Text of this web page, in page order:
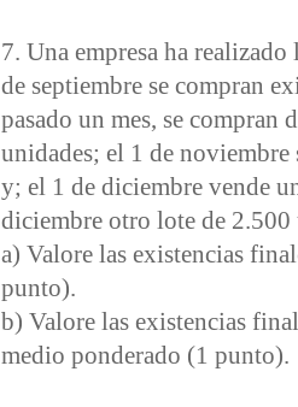
7. Una empresa ha
de septiembre se compran
pasado un mes, se
unidades; el 1 de
y; el 1 de diciembre vende
diciembre otro lote de
a) Valore las existencias
punto).
b) Valore las existencias
medio ponderado (1 punto).